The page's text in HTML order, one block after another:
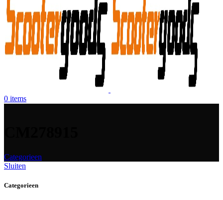
0 items
Categorieen
Sluiten
Categorieen